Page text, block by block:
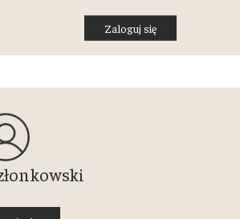
Zaloguj się